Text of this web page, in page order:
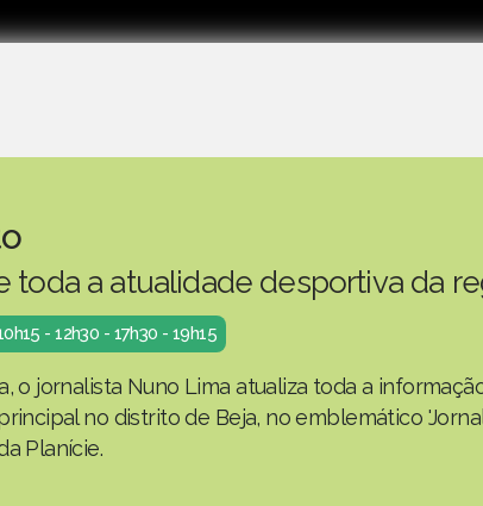
toda a atualidade desportiva da
- 12h30 - 17h30 - 19h15
o jornalista Nuno Lima atualiza toda a
no distrito de Beja, no emblemático
Planície.